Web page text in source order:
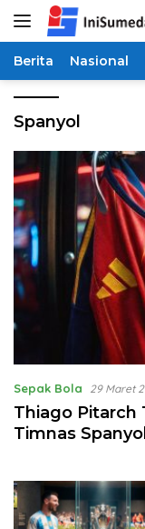
Langsung
Berita Nasional
Spanyol
Sepak Bola 29 Maret
Thiago Pitarch
Timnas Spanyol